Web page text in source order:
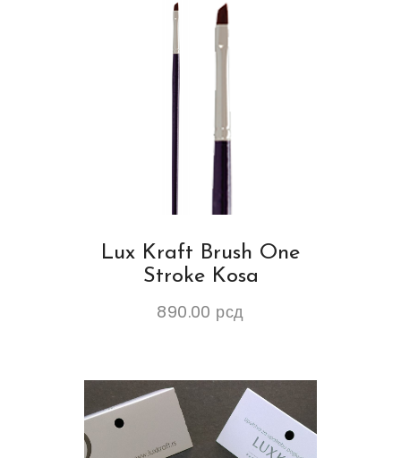
Lux Kraft Brush One
Stroke Kosa
890.00 рсд